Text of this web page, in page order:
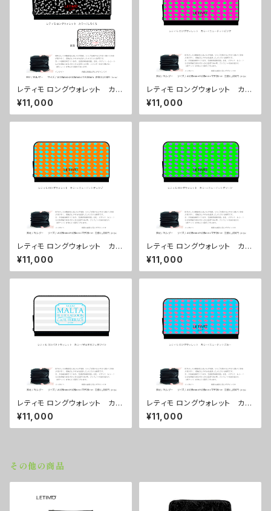
レティモ ロングウォレット カラ
ー/しろくろ ■配送まで３週間
¥11,000
レティモ ロングウォレット カラ
ー/ ニュードットピンク ■配送
まで３週間
¥11,000
レティモ ロングウォレット カラ
ー/ ニュードットオレンジ ■配
送まで３週間
¥11,000
レティモ ロングウォレット カラ
ー/ ニュードットグリーン ■配
送まで３週間
¥11,000
レティモ ロングウォレット カラ
ー/マルタカフェホワイト ■配
送まで３週間
¥11,000
レティモ ロングウォレット カラ
ー/ ニュードットブルー ■配送
まで３週間
¥11,000
その他の商品